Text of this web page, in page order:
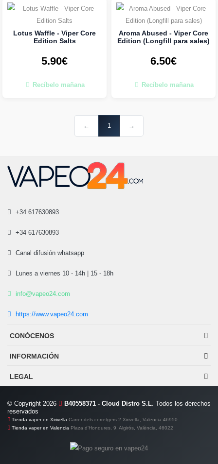
Lotus Waffle - Viper Core
Edition Salts
5.90€
Recíbelo mañana
Aroma Abused - Viper Core
Edition (Longfill para sales)
6.50€
Recíbelo mañana
← 1 →
+34 617630893
+34 617630893
Canal difusión whatsapp
Lunes a viernes 10 - 14h | 15 - 18h
info@vapeo24.com
https://www.vapeo24.com
CONÓCENOS
INFORMACIÓN
LEGAL
© Copyright 2026 B40558371 - Cloud Distro S.L . Todos los derechos
reservados
Tienda vaper en Xirivella Carrer dels corretgers 2 Xirivella, Valencia 46950
Tienda vaper en Valencia Plaza d'Hondures, 9, Algirós, València, 46022